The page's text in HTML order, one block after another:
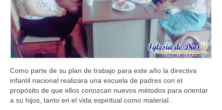
Como parte de su plan de trabajo para este año la directiva
infantil nacional realizara una escuela de padres con el
propósito de que ellos conozcan nuevos métodos para orientar
a su hijos, tanto en el vida espiritual como material.